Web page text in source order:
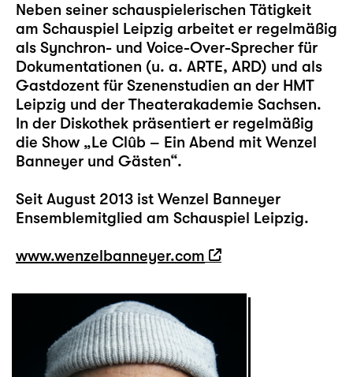
Neben seiner schauspielerischen Tätigkeit
am Schauspiel Leipzig arbeitet er regelmäßig
als Synchron- und Voice-Over-Sprecher für
Dokumentationen (u. a. ARTE, ARD) und als
Gastdozent für Szenenstudien an der HMT
Leipzig und der Theaterakademie Sachsen.
In der Diskothek präsentiert er regelmäßig
die Show „Le Clûb – Ein Abend mit Wenzel
Banneyer und Gästen“.
Seit August 2013 ist Wenzel Banneyer
Ensemblemitglied am Schauspiel Leipzig.
www.wenzelbanneyer.com